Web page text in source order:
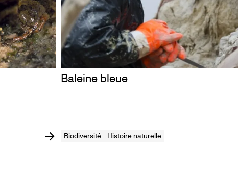
Baleine bleue
Biodiversité Histoire naturelle